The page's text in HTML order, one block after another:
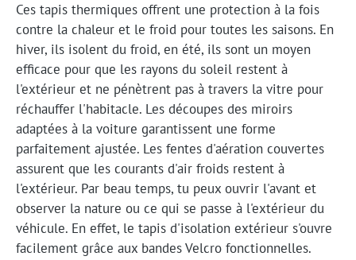
Ces tapis thermiques offrent une protection à la fois
contre la chaleur et le froid pour toutes les saisons. En
hiver, ils isolent du froid, en été, ils sont un moyen
efficace pour que les rayons du soleil restent à
l'extérieur et ne pénètrent pas à travers la vitre pour
réchauffer l'habitacle. Les découpes des miroirs
adaptées à la voiture garantissent une forme
parfaitement ajustée. Les fentes d'aération couvertes
assurent que les courants d'air froids restent à
l'extérieur. Par beau temps, tu peux ouvrir l'avant et
observer la nature ou ce qui se passe à l'extérieur du
véhicule. En effet, le tapis d'isolation extérieur s'ouvre
facilement grâce aux bandes Velcro fonctionnelles.